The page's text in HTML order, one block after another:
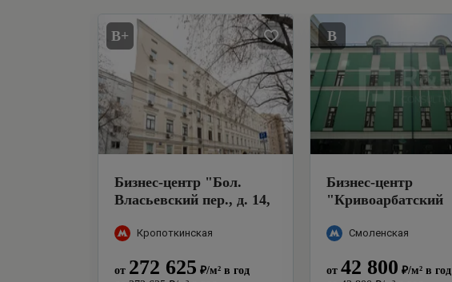
B+
Бизнес-центр "Бол.
Власьевский пер., д. 14,
Кропоткинская
от 272 625 ₽/м² в год
B
Бизнес-центр
"Кривоарбатский
Смоленская
от 42 800 ₽/м² в год